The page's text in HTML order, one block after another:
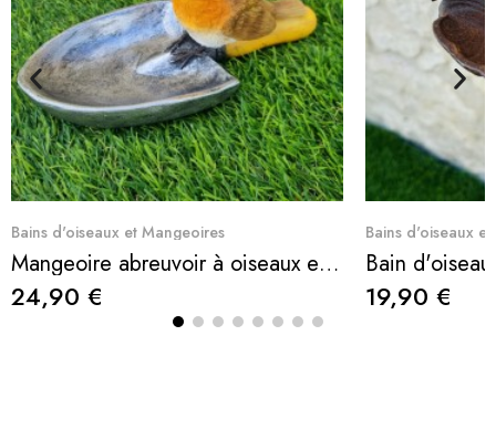
Aperçu rapide
Bains d'oiseaux et Mangeoires
Mangeoire abreuvoir à oiseaux en résine à poser rouge-gorge
24,90 €
Bains d'oiseaux
19,90 €